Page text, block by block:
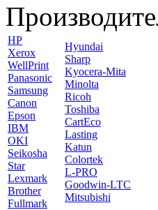
HP
Xerox
WellPrint
Panasonic
Samsung
Canon
Epson
IBM
OKI
Seikosha
Star
Lexmark
Brother
Fullmark
Hyundai
Sharp
Kyocera-Mita
Minolta
Ricoh
Toshiba
CartEco
Lasting
Katun
Colortek
L-PRO
Goodwin-LTC
Mitsubishi